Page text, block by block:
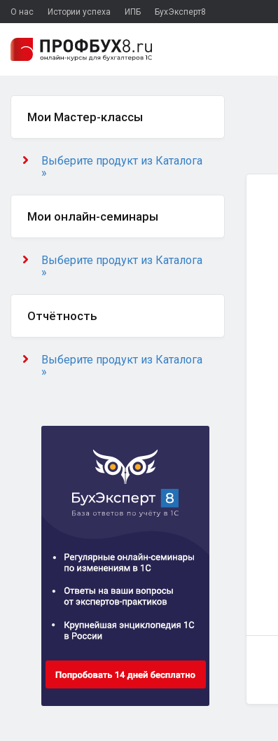
О нас Истории успеха ИПБ БухЭксперт8
Мои Мастер-классы
Выберите продукт из Каталога
»
Мои онлайн-семинары
Выберите продукт из Каталога
»
Отчётность
Выберите продукт из Каталога
»